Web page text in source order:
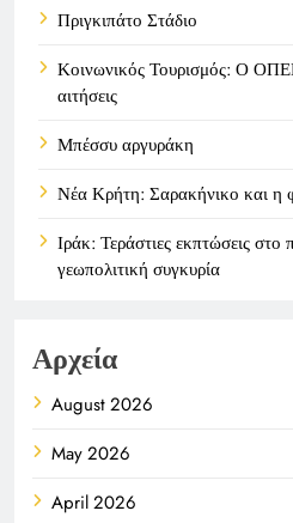
Πριγκιπάτο Στάδιο
Κοινωνικός Τουρισμός: Ο
αιτήσεις
Μπέσσυ αργυράκη
Νέα Κρήτη: Σαρακήνικο και
Ιράκ: Τεράστιες εκπτώσεις στο
γεωπολιτική συγκυρία
Αρχεία
August 2026
May 2026
April 2026